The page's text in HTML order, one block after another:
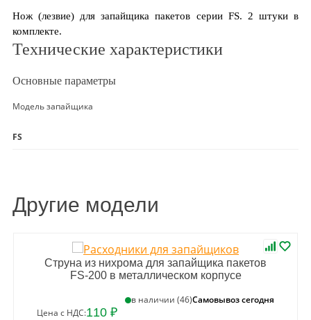
Нож (лезвие) для запайщика пакетов серии FS. 2 штуки в
комплекте.
Технические характеристики
Основные параметры
Модель запайщика
FS
Другие модели
Струна из нихрома для запайщика пакетов
FS-200 в металлическом корпусе
в наличии (46)Самовывоз сегодня
Цена с НДС:110 ₽